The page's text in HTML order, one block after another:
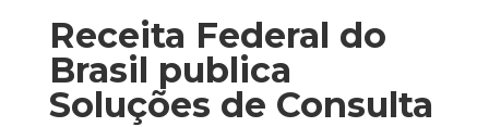
Receita Federal do
Brasil publica
Soluções de Consulta